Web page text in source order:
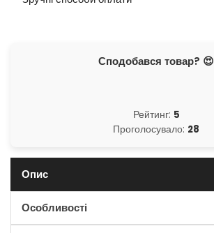
Сподобався товар? 😍
Рейтинг: 5
Проголосувало: 28
Опис
Особливості